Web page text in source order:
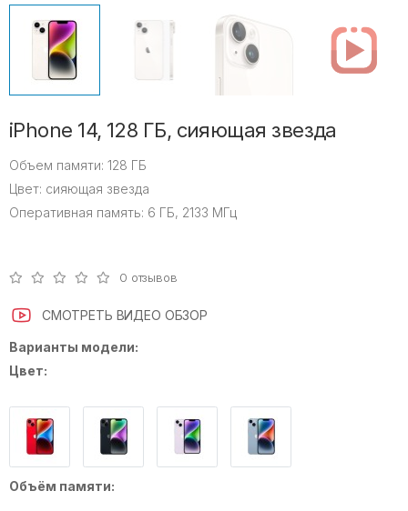
iPhone 14, 128 ГБ, сияющая звезда
Объем памяти: 128 ГБ
Цвет: сияющая звезда
Оперативная память: 6 ГБ, 2133 МГц
0 отзывов
СМОТРЕТЬ ВИДЕО ОБЗОР
Варианты модели:
Цвет:
Объём памяти: